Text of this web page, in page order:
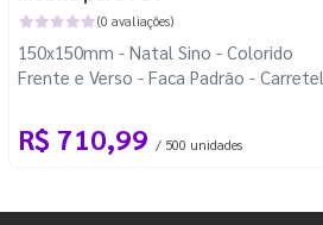
(0 avaliações)
150x150mm - Natal Sino - Colorido
Frente e Verso - Faca Padrão - Carretel
R$ 710,99 / 500 unidades